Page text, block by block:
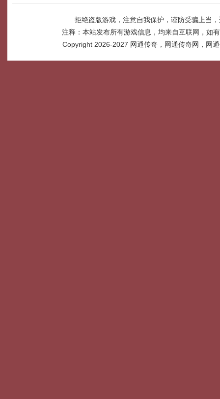
拒绝盗版游戏，注意自我保护，谨防受骗上当
注释：本站发布所有游戏信息，均来自互联网，如
Copyright 2026-2027 网通传奇，网通传奇网，网